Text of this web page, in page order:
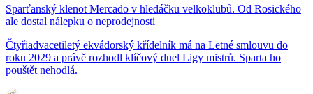
Sparťanský klenot Mercado v hledáčku velkoklubů. Od Rosického
ale dostal nálepku o neprodejnosti
Čtyřiadvacetiletý ekvádorský křídelník má na Letné smlouvu do
roku 2029 a právě rozhodl klíčový duel Ligy mistrů. Sparta ho
pouštět nehodlá.